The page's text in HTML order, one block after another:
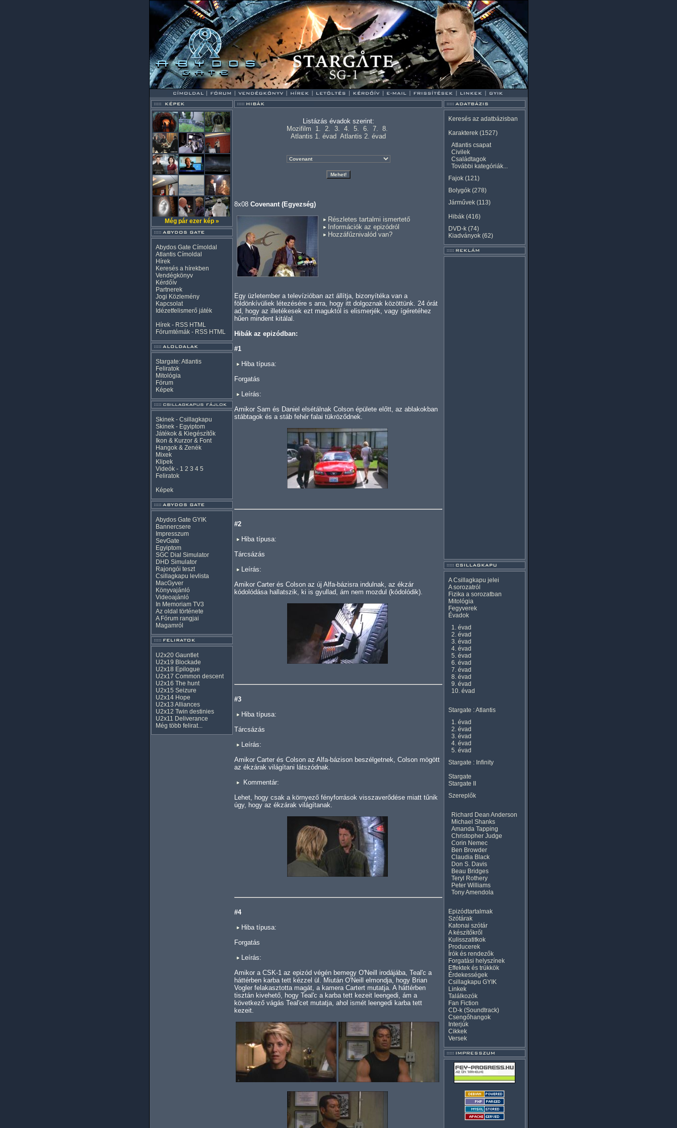
Még pár ezer kép »
Abydos Gate Címoldal
Atlantis Címoldal
Hírek
Keresés a hírekben
Vendégkönyv
Kérdőív
Partnerek
Jogi Közlemény
Kapcsolat
Idézetfelismerő játék
Hírek - RSS HTML
Fórumtémák - RSS HTML
Stargate: Atlantis
Feliratok
Mitológia
Fórum
Képek
Skinek - Csillagkapu
Skinek - Egyiptom
Játékok & Kiegészítők
Ikon & Kurzor & Font
Hangok & Zenék
Mixek
Klipek
Videók - 1 2 3 4 5
Feliratok
Képek
Abydos Gate GYIK
Bannercsere
Impresszum
SevGate
Egyiptom
SGC Dial Simulator
DHD Simulator
Rajongói teszt
Csillagkapu levlista
MacGyver
Könyvajánló
Videoajánló
In Memoriam TV3
Az oldal története
A Fórum rangjai
Magamról
U2x20 Gauntlet
U2x19 Blockade
U2x18 Epilogue
U2x17 Common descent
U2x16 The hunt
U2x15 Seizure
U2x14 Hope
U2x13 Alliances
U2x12 Twin destinies
U2x11 Deliverance
Még több felirat...
Listázás évadok szerint:
Mozifilm
1. 2. 3. 4. 5. 6. 7. 8.
Atlantis 1. évad Atlantis 2. évad
8x08 Covenant (Egyezség)
Részletes tartalmi ismertető
Információk az epizódról
Hozzáfűznivalód van?
Egy üzletember a televízióban azt állítja, bizonyítéka van a
földönkívüliek létezésére s arra, hogy itt dolgoznak közöttünk. 24 órát
ad, hogy az illetékesek ezt maguktól is elismerjék, vagy ígéretéhez
hűen mindent kitálal.
Hibák az epizódban:
#1
Hiba típusa:
Forgatás
Leírás:
Amikor Sam és Daniel elsétálnak Colson épülete előtt, az ablakokban
stábtagok és a stáb fehér falai tükröződnek.
#2
Hiba típusa:
Tárcsázás
Leírás:
Amikor Carter és Colson az új Alfa-bázisra indulnak, az ékzár
kódolódása hallatszik, ki is gyullad, ám nem mozdul (kódolódik).
#3
Hiba típusa:
Tárcsázás
Leírás:
Amikor Carter és Colson az Alfa-bázison beszélgetnek, Colson mögött
az ékzárak világítani látszódnak.
Kommentár:
Lehet, hogy csak a környező fényforrások visszaverődése miatt tűnik
úgy, hogy az ékzárak világítanak.
#4
Hiba típusa:
Forgatás
Leírás:
Amikor a CSK-1 az epizód végén bemegy O'Neill irodájába, Teal'c a
háttérben karba tett kézzel ül. Miután O'Neill elmondja, hogy Brian
Vogler felakasztotta magát, a kamera Cartert mutatja. A háttérben
tisztán kivehető, hogy Teal'c a karba tett kezeit leengedi, ám a
következő vágás Teal'cet mutatja, ahol ismét leengedi karba tett
kezeit.
Keresés az adatbázisban
Karakterek (1527)
Atlantis csapat
Civilek
Családtagok
További kategóriák...
Fajok (121)
Bolygók (278)
Járművek (113)
Hibák (416)
DVD-k (74)
Kiadványok (62)
A Csillagkapu jelei
A sorozatról
Fizika a sorozatban
Mitológia
Fegyverek
Évadok
1. évad
2. évad
3. évad
4. évad
5. évad
6. évad
7. évad
8. évad
9. évad
10. évad
Stargate : Atlantis
1. évad
2. évad
3. évad
4. évad
5. évad
Stargate : Infinity
Stargate
Stargate II
Szereplők
Richard Dean Anderson
Michael Shanks
Amanda Tapping
Christopher Judge
Corin Nemec
Ben Browder
Claudia Black
Don S. Davis
Beau Bridges
Teryl Rothery
Peter Williams
Tony Amendola
Epizódtartalmak
Szótárak
Katonai szótár
A készítőkről
Kulisszatitkok
Producerek
Írók és rendezők
Forgatási helyszínek
Effektek és trükkök
Érdekességek
Csillagkapu GYIK
Linkek
Találkozók
Fan Fiction
CD-k (Soundtrack)
Csengőhangok
Interjúk
Cikkek
Versek